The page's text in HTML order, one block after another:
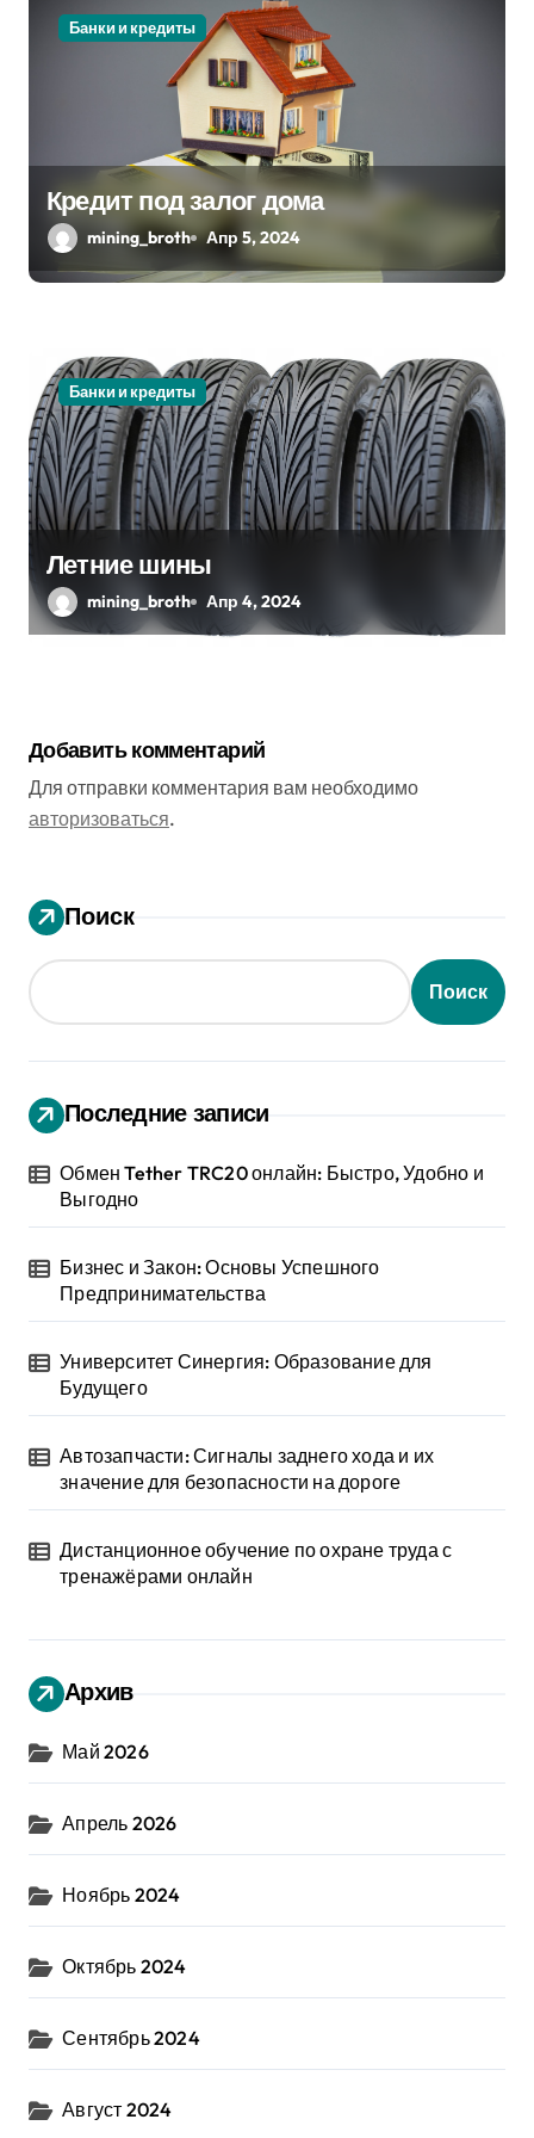
Банки и кредиты
Кредит под залог дома
mining_broth Апр 5, 2024
Банки и кредиты
Летние шины
mining_broth Апр 4, 2024
Добавить комментарий
Для отправки комментария вам необходимо
авторизоваться.
Поиск
Поиск
Последние записи
Обмен Tether TRC20 онлайн: Быстро, Удобно и
Выгодно
Бизнес и Закон: Основы Успешного
Предпринимательства
Университет Синергия: Образование для
Будущего
Автозапчасти: Сигналы заднего хода и их
значение для безопасности на дороге
Дистанционное обучение по охране труда с
тренажёрами онлайн
Архив
Май 2026
Апрель 2026
Ноябрь 2024
Октябрь 2024
Сентябрь 2024
Август 2024